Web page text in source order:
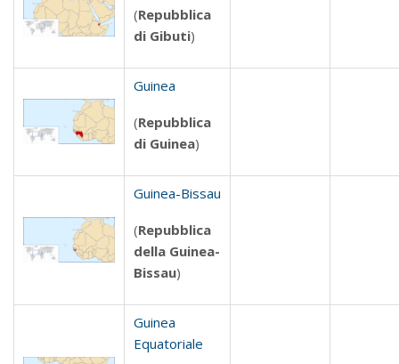
(Repubblica
di Gibuti)
Guinea
(Repubblica
di Guinea)
Guinea-Bissau
(Repubblica
della Guinea-
Bissau)
Guinea
Equatoriale